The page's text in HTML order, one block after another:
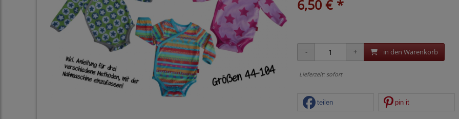
6,50 € *
in den Warenkorb
Lieferzeit: sofort
teilen pin it